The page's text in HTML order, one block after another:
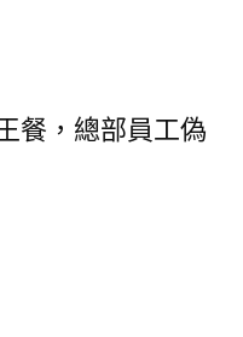
餐，總部員工偽